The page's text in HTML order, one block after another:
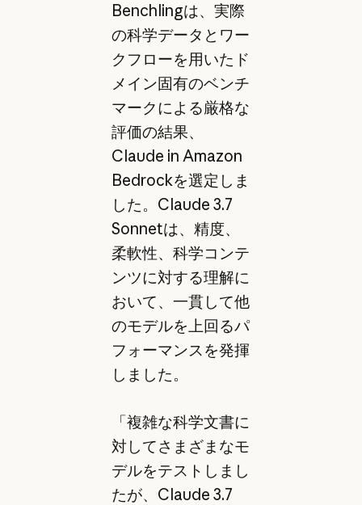
Benchlingは、実際
の科学データとワー
クフローを用いたド
メイン固有のベンチ
マークによる厳格な
評価の結果、
Claude in Amazon
Bedrockを選定しま
した。Claude 3.7
Sonnetは、精度、
柔軟性、科学コンテ
ンツに対する理解に
おいて、一貫して他
のモデルを上回るパ
フォーマンスを発揮
しました。
「複雑な科学文書に
対してさまざまなモ
デルをテストしまし
たが、Claude 3.7